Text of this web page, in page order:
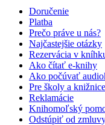
Doručenie
Platba
Prečo práve u nás?
Najčastejšie otázky
Rezervácia v
Ako čítať e-knihy
Ako počúvať
Pre školy a knižnice
Reklamácie
Knihomoľský
Odstúpiť od